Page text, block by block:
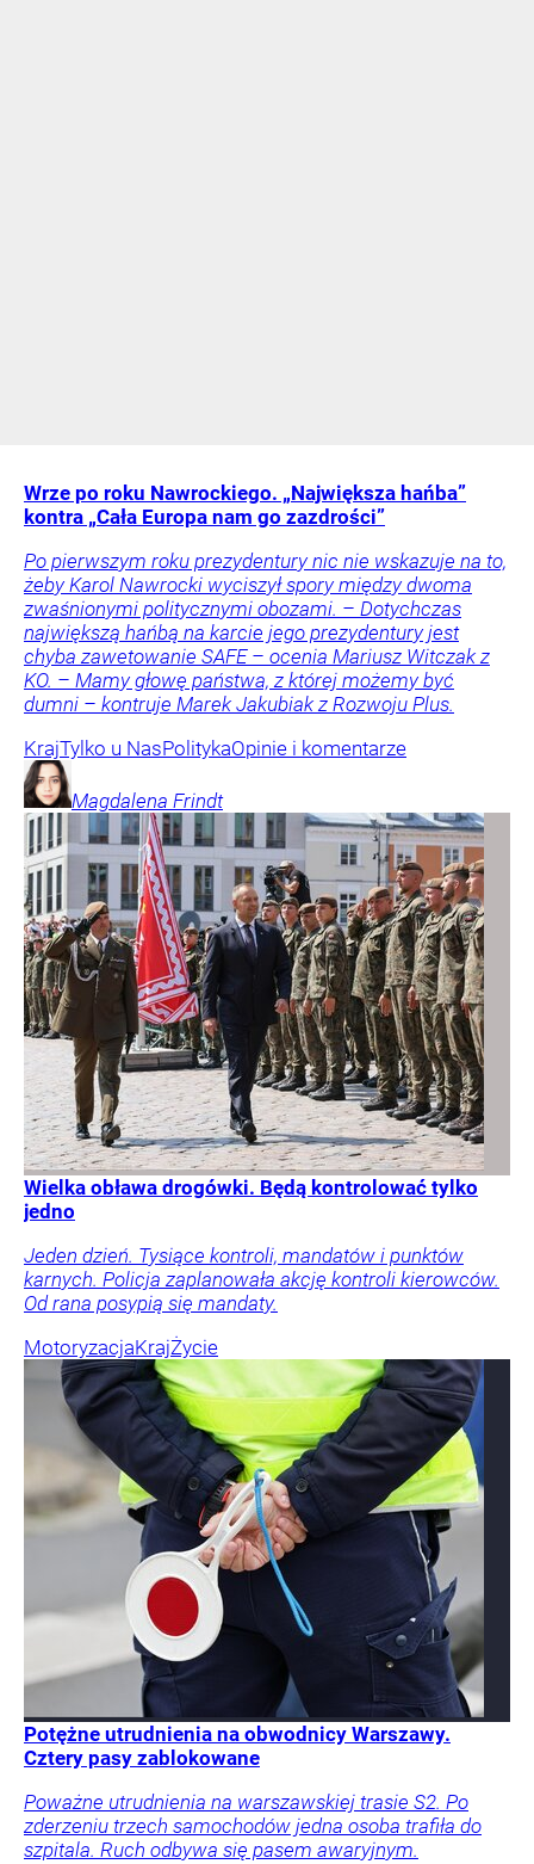
Wrze po roku Nawrockiego. „Największa hańba”
kontra „Cała Europa nam go zazdrości”
Po pierwszym roku prezydentury nic nie wskazuje na to,
żeby Karol Nawrocki wyciszył spory między dwoma
zwaśnionymi politycznymi obozami. – Dotychczas
największą hańbą na karcie jego prezydentury jest
chyba zawetowanie SAFE – ocenia Mariusz Witczak z
KO. – Mamy głowę państwa, z której możemy być
dumni – kontruje Marek Jakubiak z Rozwoju Plus.
KrajTylko u NasPolitykaOpinie i komentarze
Magdalena Frindt
Wielka obława drogówki. Będą kontrolować tylko
jedno
Jeden dzień. Tysiące kontroli, mandatów i punktów
karnych. Policja zaplanowała akcję kontroli kierowców.
Od rana posypią się mandaty.
MotoryzacjaKrajŻycie
Potężne utrudnienia na obwodnicy Warszawy.
Cztery pasy zablokowane
Poważne utrudnienia na warszawskiej trasie S2. Po
zderzeniu trzech samochodów jedna osoba trafiła do
szpitala. Ruch odbywa się pasem awaryjnym.